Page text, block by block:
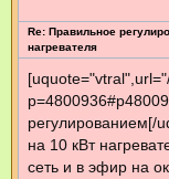
Re: Правильное
нагревателя
регулированием[/
на 10 кВт
сеть и в эфир на